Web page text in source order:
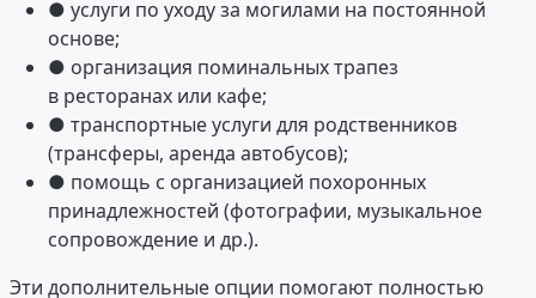
● услуги по уходу за могилами на постоянной
основе;
● организация поминальных трапез
в ресторанах или кафе;
● транспортные услуги для родственников
(трансферы, аренда автобусов);
● помощь с организацией похоронных
принадлежностей (фотографии, музыкальное
сопровождение и др.).
Эти дополнительные опции помогают полностью